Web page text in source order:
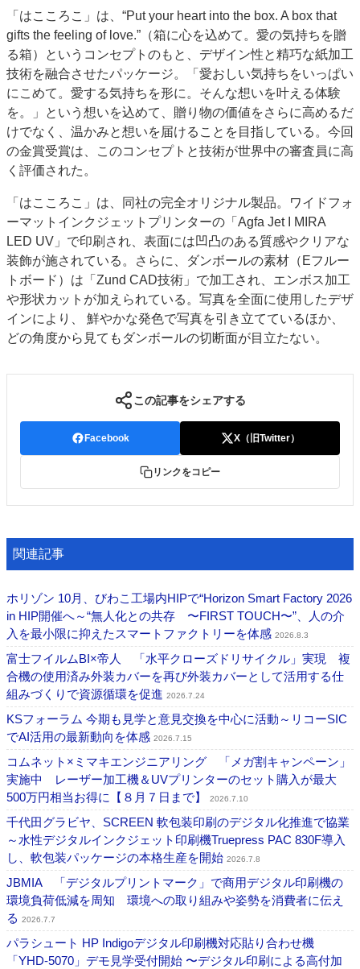
「はこころこ」は、“Put your heart into the box. A box that
gifts the feeling of love.”（箱に心を込めて。愛の気持ちを贈
る箱）というコンセプトのもと、デザイン性と精巧な紙加工
技術を融合させたパッケージ。「愛おしい気持ちをいっぱい
にこめて。愛する気持ちを形に。そんな想いを叶える体験
を。」という想いを込めて、贈り物の価値をさらに高めるだ
けでなく、温かみと想いを届けることを目指している。今回
の金賞受賞は、このコンセプトと技術が世界中の審査員に高
く評価された。
「はこころこ」は、同社の完全オリジナル製品。ワイドフォ
ーマットインクジェットプリンターの「Agfa Jet I MIRA
LED UV」で印刷され、表面には凹凸のある質感やクリアな
装飾が施されている。さらに、ダンボールの素材（Eフルー
トボード）は「Zund CAD技術」で加工され、エンボス加工
や形状カットが加えられている。写真を全面に使用したデザ
インにより、 鮮やかな発色で写真を引き立てているほか、
どの角度から見てもダンボールの切断面が目立たない。
この記事をシェアする
Facebook X（旧Twitter）
リンクをコピー
関連記事
ホリゾン 10月、びわこ工場内HIPで“Horizon Smart Factory 2026
in HIP開催へ～“無人化との共存 〜FIRST TOUCH〜”、人の介
入を最小限に抑えたスマートファクトリーを体感 2026.8.3
富士フイルムBI×帝人 「水平クローズドリサイクル」実現 複
合機の使用済み外装カバーを再び外装カバーとして活用する仕
組みづくりで資源循環を促進 2026.7.24
KSフォーラム 今期も見学と意見交換を中心に活動～リコーSIC
でAI活用の最新動向を体感 2026.7.15
コムネット×ミマキエンジニアリング 「メガ割キャンペーン」
実施中 レーザー加工機＆UVプリンターのセット購入が最大
500万円相当お得に【８月７日まで】
2026.7.10
千代田グラビヤ、SCREEN 軟包装印刷のデジタル化推進で協業
～水性デジタルインクジェット印刷機Truepress PAC 830F導入
し、軟包装パッケージの本格生産を開始 2026.7.8
JBMIA 「デジタルプリントマーク」で商用デジタル印刷機の
環境負荷低減を周知 環境への取り組みや姿勢を消費者に伝え
る 2026.7.7
パラシュート HP Indigoデジタル印刷機対応貼り合わせ機
「YHD-5070」デモ見学受付開始 〜デジタル印刷による高付加